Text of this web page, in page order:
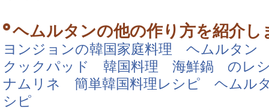
ヘムルタンの他の作り方を紹介し
ヨンジョンの韓国家庭料理 ヘムルタ
クックパッド 韓国料理 海鮮鍋 のレ
ナムリネ 簡単韓国料理レシピ ヘムル
シピ